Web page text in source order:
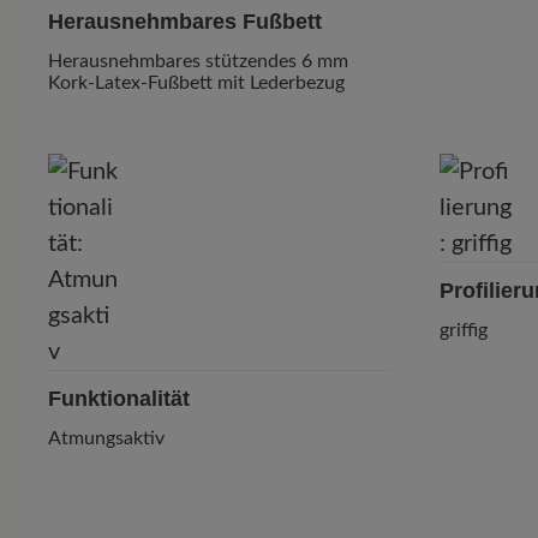
Herausnehmbares Fußbett
Herausnehmbares stützendes 6 mm
Kork-Latex-Fußbett mit Lederbezug
Funktionalität
Atmungsaktiv
griffig